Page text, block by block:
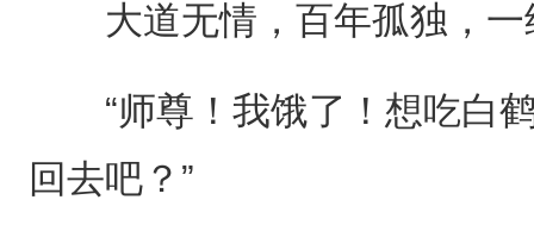
大道无情，百年孤独，一
“师尊！我饿了！想吃白鹤
回去吧？”